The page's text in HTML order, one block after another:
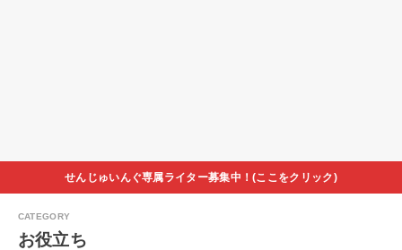
せんじゅいんぐ専属ライター募集中！(ここをクリック)
お役立ち